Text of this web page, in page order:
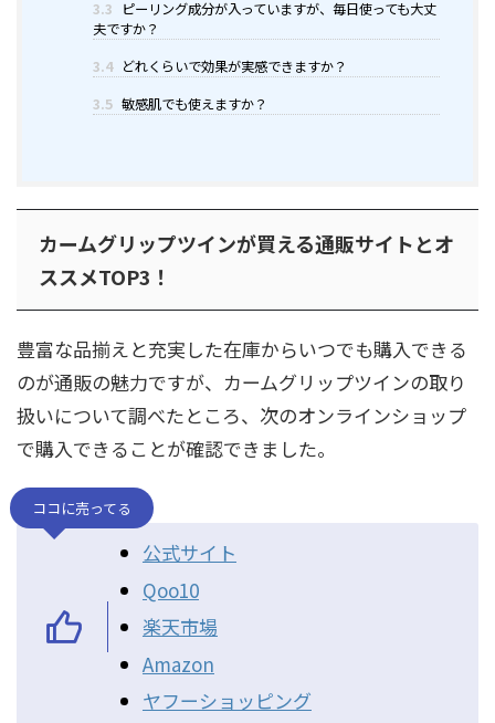
3.3
ピーリング成分が入っていますが、毎日使っても大丈
夫ですか？
3.4 どれくらいで効果が実感できますか？
3.5 敏感肌でも使えますか？
カームグリップツインが買える通販サイトとオ
ススメTOP3！
豊富な品揃えと充実した在庫からいつでも購入できる
のが通販の魅力ですが、カームグリップツインの取り
扱いについて調べたところ、次のオンラインショップ
で購入できることが確認できました。
ココに売ってる
公式サイト
Qoo10
楽天市場
Amazon
ヤフーショッピング